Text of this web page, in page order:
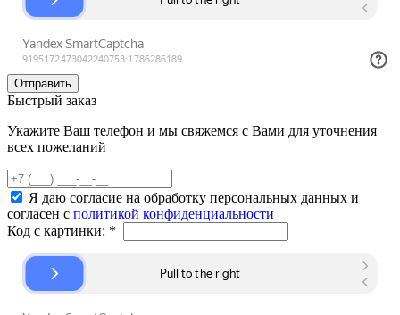
Быстрый заказ
Укажите Ваш телефон и мы свяжемся с Вами для уточнения
всех пожеланий
Я даю согласие на обработку персональных данных и
согласен с политикой конфиденциальности
Код с картинки: *